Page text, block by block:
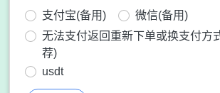
支付宝(备用)
微信(备用)
无法支付返回重新下单或换支付方
荐)
usdt